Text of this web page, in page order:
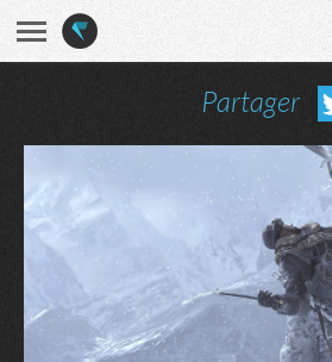
Partager